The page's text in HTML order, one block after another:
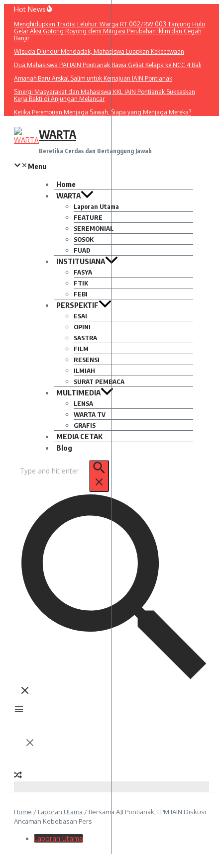
Lewati
konten
Hot News
Menghidupkan Tradisi Leluhur: Warga RT 002/RW 003 Tanjung Hulu
Gelar Aksi Gotong Royong demi Mitigasi Perubahan Iklim dan Cegah
Banjir
Wisuda Diundur Mendadak, Mahasiswa Luapkan Kekecewaan
Dua Mahasiswa PAI IAIN Pontianak Bawa Geliat Kelapa ke NCC 4 Bali
Amanah Baru Arskal Salim untuk Kemajuan IAIN Pontianak
Sinergi Masyarakat dan Mahasiswa KKL IAIN Pontianak Sukseskan
Kerja Bakti di Anjungan Melancar
Ketika Perempuan Menjaga Sawah, Siapa yang Menjaga Mereka?
WARTA
Beretika Cerdas dan Bertanggung Jawab
Menu
Home
WARTA
Laporan Utama
FEATURE
SEREMONIAL
SOSOK
FUAD
INSTITUSIANA
FASYA
FTIK
FEBI
PERSPEKTIF
ESAI
OPINI
SASTRA
FILM
RESENSI
ILMIAH
SURAT PEMBACA
MULTIMEDIA
LENSA
WARTA TV
GRAFIS
MEDIA CETAK
Blog
untuk:
Home / Laporan Utama / Bersama AJI Pontianak, LPM IAIN Diskusi
Ancaman Kebebasan Pers
Laporan Utama